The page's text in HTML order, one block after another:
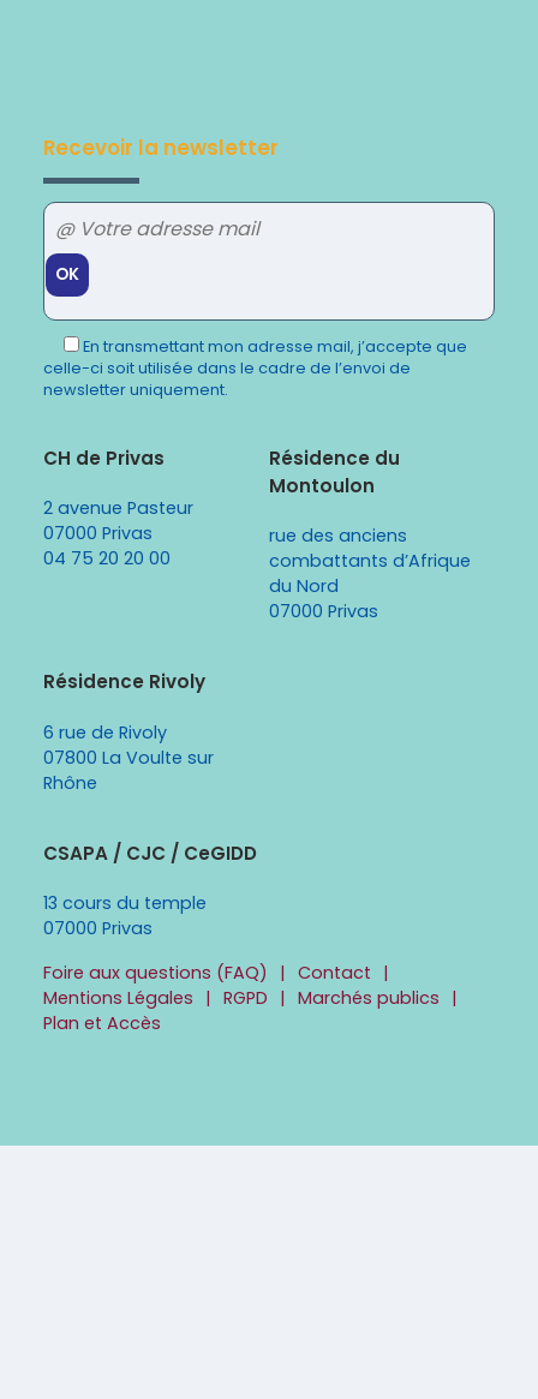
Recevoir la newsletter
Veuillez
laisser
ce
champ
En transmettant mon adresse mail, j’accepte que
celle-ci soit utilisée dans le cadre de l’envoi de
newsletter uniquement.
CH de Privas
2 avenue Pasteur
07000 Privas
04 75 20 20 00
Résidence du
Montoulon
rue des anciens
combattants d’Afrique
du Nord
07000 Privas
Résidence Rivoly
6 rue de Rivoly
07800 La Voulte sur
Rhône
CSAPA / CJC / CeGIDD
13 cours du temple
07000 Privas
Foire aux questions (FAQ)
Contact
Mentions Légales
RGPD
Marchés publics
Plan et Accès